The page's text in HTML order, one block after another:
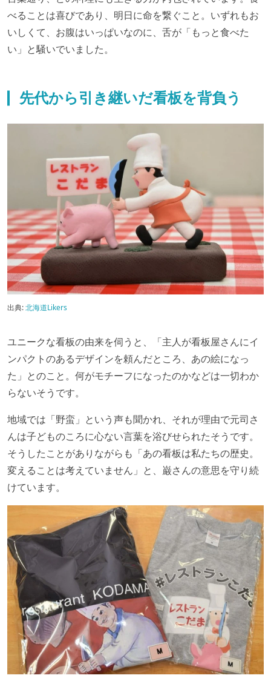
べることは喜びであり、明日に命を繋ぐこと。いずれもお
いしくて、お腹はいっぱいなのに、舌が「もっと食べた
い」と騒いでいました。
先代から引き継いだ看板を背負う
出典:北海道Likers
ユニークな看板の由来を伺うと、「主人が看板屋さんにイ
ンパクトのあるデザインを頼んだところ、あの絵になっ
た」とのこと。何がモチーフになったのかなどは一切わか
らないそうです。
地域では「野蛮」という声も聞かれ、それが理由で元司さ
んは子どものころに心ない言葉を浴びせられたそうです。
そうしたことがありながらも「あの看板は私たちの歴史。
変えることは考えていません」と、巌さんの意思を守り続
けています。